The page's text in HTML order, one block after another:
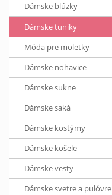
Dámske blúzky
Dámske tuniky
Móda pre moletky
Dámske nohavice
Dámske sukne
Dámske saká
Dámske kostýmy
Dámske košele
Dámske vesty
Dámske svetre a pulóvre